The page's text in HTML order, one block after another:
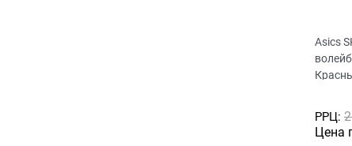
Asics
РРЦ:
Цена